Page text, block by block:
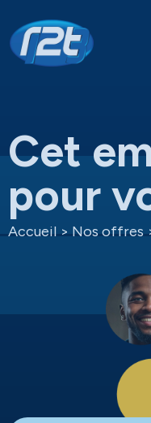
Cet
pour
Accueil > Nos offres